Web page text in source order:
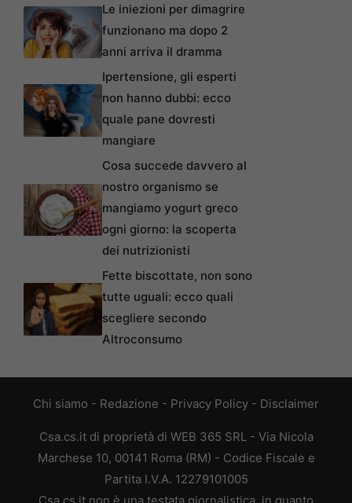
Le iniezioni per dimagrire
funzionano ma dopo 2
anni arriva il dramma
Ipertensione, gli esperti
non hanno dubbi: ecco
quale pane dovresti
mangiare
Cosa succede davvero al
nostro organismo se
mangiamo yogurt greco
ogni giorno: la scoperta
dei nutrizionisti
Fette biscottate, non sono
tutte uguali: ecco quali
scegliere secondo
Altroconsumo
Chi siamo - Redazione - Privacy Policy - Disclaimer
Csa.cs.it di proprietà di WEB 365 SRL - Via Nicola
Marchese 10, 00141 Roma (RM) - Codice Fiscale e
Partita I.V.A. 12279101005